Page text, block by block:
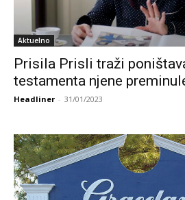
Aktuelno
Prisila Prisli traži
testamenta njene
Headliner - 31/01/2023